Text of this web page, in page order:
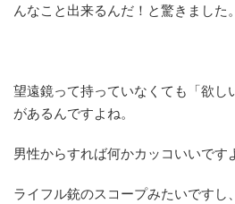
んなこと出来るんだ！と驚きました。
望遠鏡って持っていなくても「欲し
があるんですよね。
男性からすれば何かカッコいいです
ライフル銃のスコープみたいですし